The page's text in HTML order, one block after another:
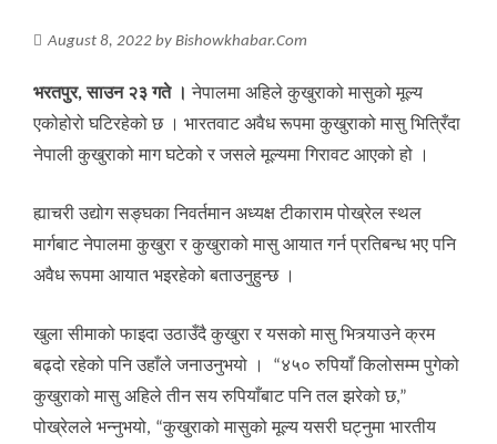
August 8, 2022 by Bishowkhabar.Com
भरतपुर, साउन २३ गते ।नेपालमा अहिले कुखुराको मासुको मूल्य
एकोहोरो घटिरहेको छ । भारतवाट अवैध रूपमा कुखुराको मासु भित्रिँदा
नेपाली कुखुराको माग घटेको र जसले मूल्यमा गिरावट आएको हो ।
ह्याचरी उद्योग सङ्घका निवर्तमान अध्यक्ष टीकाराम पोख्रेल स्थल
मार्गबाट नेपालमा कुखुरा र कुखुराको मासु आयात गर्न प्रतिबन्ध भए पनि
अवैध रूपमा आयात भइरहेको बताउनुहुन्छ ।
खुला सीमाको फाइदा उठाउँदै कुखुरा र यसको मासु भित्र्याउने क्रम
बढ्दो रहेको पनि उहाँले जनाउनुभयो । “४५० रुपियाँ किलोसम्म पुगेको
कुखुराको मासु अहिले तीन सय रुपियाँबाट पनि तल झरेको छ,”
पोख्रेलले भन्नुभयो, “कुखुराको मासुको मूल्य यसरी घट्नुमा भारतीय